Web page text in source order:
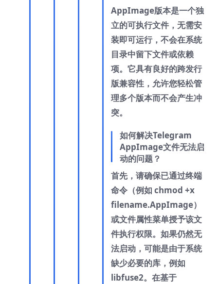
AppImage版本是一个独
立的可执行文件，无需安
装即可运行，不会在系统
目录中留下文件或依赖
项。它具有良好的跨发行
版兼容性，允许您轻松管
理多个版本而不会产生冲
突。
如何解决Telegram
AppImage文件无法启
动的问题？
首先，请确保已通过终端
命令（例如 chmod +x
filename.AppImage）
或文件属性菜单授予该文
件执行权限。如果仍然无
法启动，可能是由于系统
缺少必要的库，例如
libfuse2。在基于